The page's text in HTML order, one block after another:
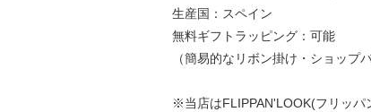
生産国：スペイン
無料ギフトラッピング：可能
（簡易的なリボン掛け・ショップ
※当店はFLIPPAN'LOOK(フリッパ